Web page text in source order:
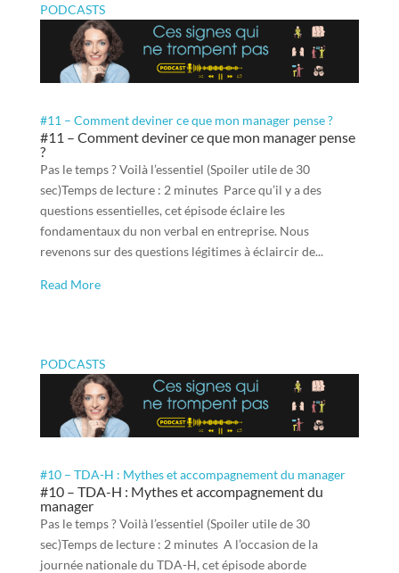
PODCASTS
#11 – Comment deviner ce que mon manager pense ?
#11 – Comment deviner ce que mon manager pense
?
Pas le temps ? Voilà l’essentiel (Spoiler utile de 30
sec)Temps de lecture : 2 minutes Parce qu’il y a des
questions essentielles, cet épisode éclaire les
fondamentaux du non verbal en entreprise. Nous
revenons sur des questions légitimes à éclaircir de...
Read More
PODCASTS
#10 – TDA-H : Mythes et accompagnement du manager
#10 – TDA-H : Mythes et accompagnement du
manager
Pas le temps ? Voilà l’essentiel (Spoiler utile de 30
sec)Temps de lecture : 2 minutes A l’occasion de la
journée nationale du TDA-H, cet épisode aborde